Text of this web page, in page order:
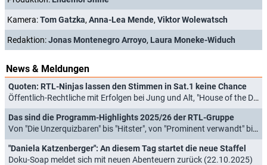
Kamera:Tom Gatzka, Anna-Lea Mende, Viktor Wolewatsch
Redaktion:Jonas Montenegro Arroyo, Laura Moneke-Widuch
News & Meldungen
Quoten: RTL-Ninjas lassen den Stimmen in Sat.1 keine Chance
Öffentlich-Rechtliche mit Erfolgen bei Jung und Alt, "House of the Dragon" zahnlos (13.12.2025)
Das sind die Programm-Highlights 2025/26 der RTL-Gruppe
Von "Die Unzerquizbaren" bis "Hitster", von "Prominent verwandt" bis "Neue Geschichten vom Pumuckl" (31.10.2025)
"Daniela Katzenberger": An diesem Tag startet die neue Staffel
Doku-Soap meldet sich mit neuen Abenteuern zurück (22.10.2025)